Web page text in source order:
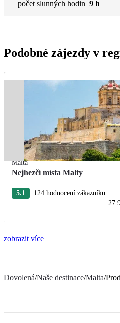
počet slunných hodin 9 h
Podobné zájezdy v
Malta
Nejhezčí místa Malty
5.1
124 hodnocení zákazníků
27
zobrazit více
Dovolená/Naše destinace/Malta/